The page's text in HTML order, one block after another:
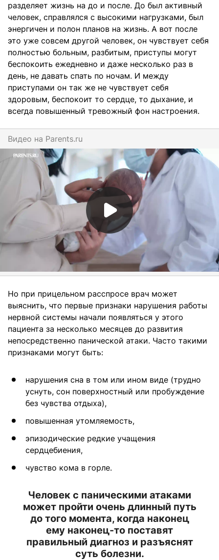
разделяет жизнь на до и после. До был активный
человек, справлялся с высокими нагрузками, был
энергичен и полон планов на жизнь. А вот после
это уже совсем другой человек, он чувствует себя
полностью больным, разбитым, приступы могут
беспокоить ежедневно и даже несколько раз в
день, не давать спать по ночам. И между
приступами он так же не чувствует себя
здоровым, беспокоит то сердце, то дыхание, и
всегда повышенный тревожный фон настроения.⠀
Видео на parents.ru
Но при прицельном расспросе врач может
выяснить, что первые признаки нарушения работы
нервной системы начали появляться у этого
пациента за несколько месяцев до развития
непосредственно панической атаки. Часто такими
признаками могут быть:
нарушения сна в том или ином виде (трудно
уснуть, сон поверхностный или пробуждение
без чувства отдыха),
повышенная утомляемость,
эпизодические редкие учащения
сердцебиения,
чувство кома в горле.⠀
Человек с паническими атаками
может пройти очень длинный путь
до того момента, когда наконец
ему наконец-то поставят
правильный диагноз и разъяснят
суть болезни.